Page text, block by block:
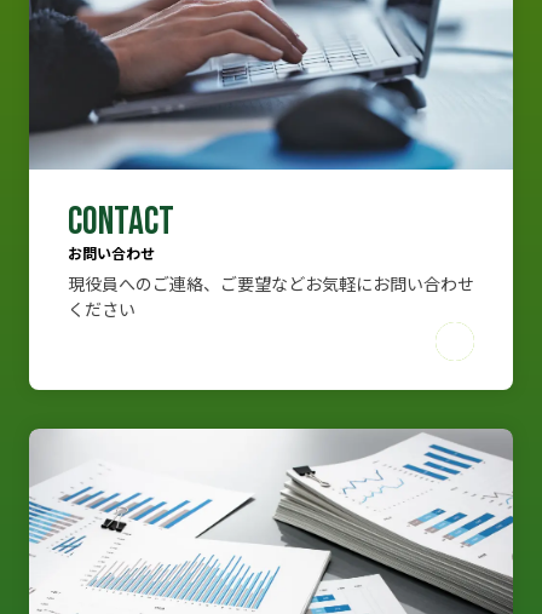
CONTACT
お問い合わせ
現役員へのご連絡、ご要望などお気軽にお問い合わせ
ください
CONTACT
お問い合わせ
現役員へのご連絡、ご要望などお気軽にお問い合わせ
ください